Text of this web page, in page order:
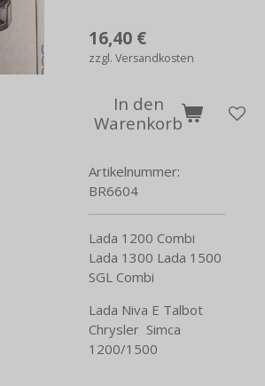
16,40 €
zzgl. Versandkosten
In den
Warenkorb
Artikelnummer:
BR6604
Lada 1200 Combi
Lada 1300 Lada 1500
SGL Combi
Lada Niva E Talbot
Chrysler Simca
1200/1500